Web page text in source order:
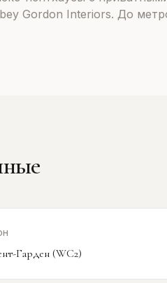
Gordon Interiors. До
Гарден (WC2)